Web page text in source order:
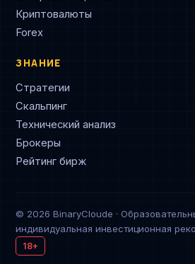
Криптовалюты
Forex
ЗНАНИЕ
Стратегии
Скальпинг
Технический анализ
Брокеры
Рейтинг бирж
© 2026 BinaryCloude ·
индивидуальная инвестиционная
18+